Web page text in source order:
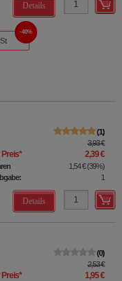
Details
40%
1
3,93 €
* 2,39 €
1,54 €(39%)
1
Details
0
2,53 €
* 1,95 €